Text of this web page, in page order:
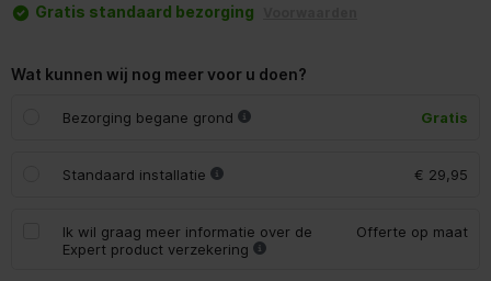
Gratis standaard bezorging
Wat kunnen wij nog meer voor u doen?
Bezorging begane grond Gratis
Standaard installatie € 29,95
Ik wil graag meer informatie over de
Expert product verzekering
Offerte op maat